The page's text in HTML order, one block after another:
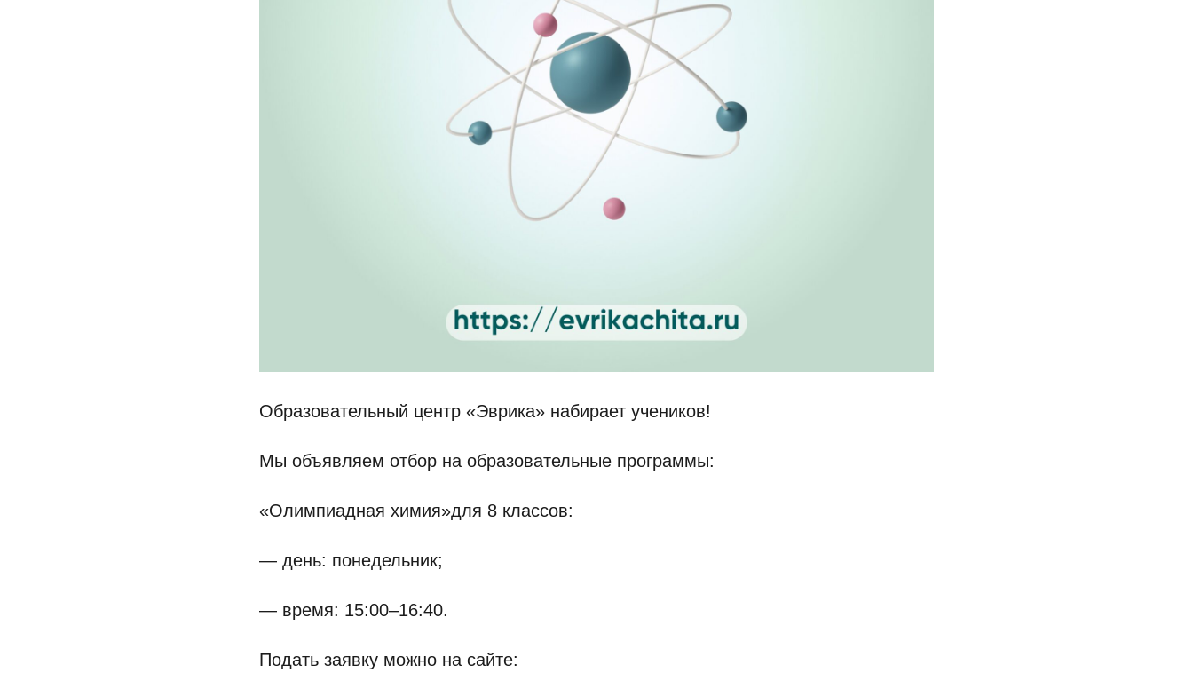
Образовательный центр «Эврика» набирает учеников!
Мы объявляем отбор на образовательные программы:
«Олимпиадная химия»для 8 классов:
— день: понедельник;
— время: 15:00–16:40.
Подать заявку можно на сайте: